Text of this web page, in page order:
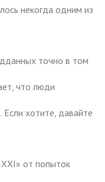
некогда одним из
точно в том
что люди
Если хотите, давайте
от попыток